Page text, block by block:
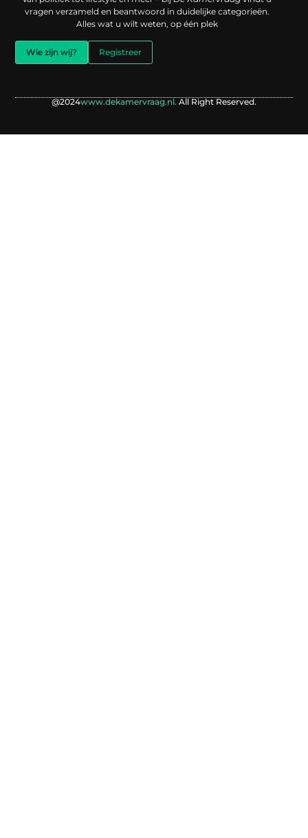
vragen verzameld en beantwoord in duidelijke categorieën.
Alles wat u wilt weten, op één plek
Wie zijn wij? Registreer
@2024www.dekamervraag.nl. All Right Reserved.